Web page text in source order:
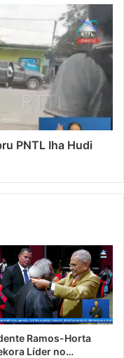
PNTL Iha Hudi
Ramos-Horta
Líder no…